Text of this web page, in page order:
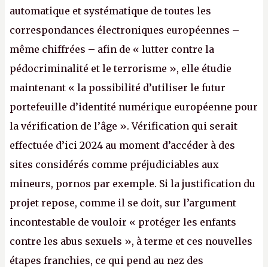
automatique et systématique de toutes les
correspondances électroniques européennes –
même chiffrées – afin de « lutter contre la
pédocriminalité et le terrorisme », elle étudie
maintenant « la possibilité d’utiliser le futur
portefeuille d’identité numérique européenne pour
la vérification de l’âge ». Vérification qui serait
effectuée d’ici 2024 au moment d’accéder à des
sites considérés comme préjudiciables aux
mineurs, pornos par exemple. Si la justification du
projet repose, comme il se doit, sur l’argument
incontestable de vouloir « protéger les enfants
contre les abus sexuels », à terme et ces nouvelles
étapes franchies, ce qui pend au nez des